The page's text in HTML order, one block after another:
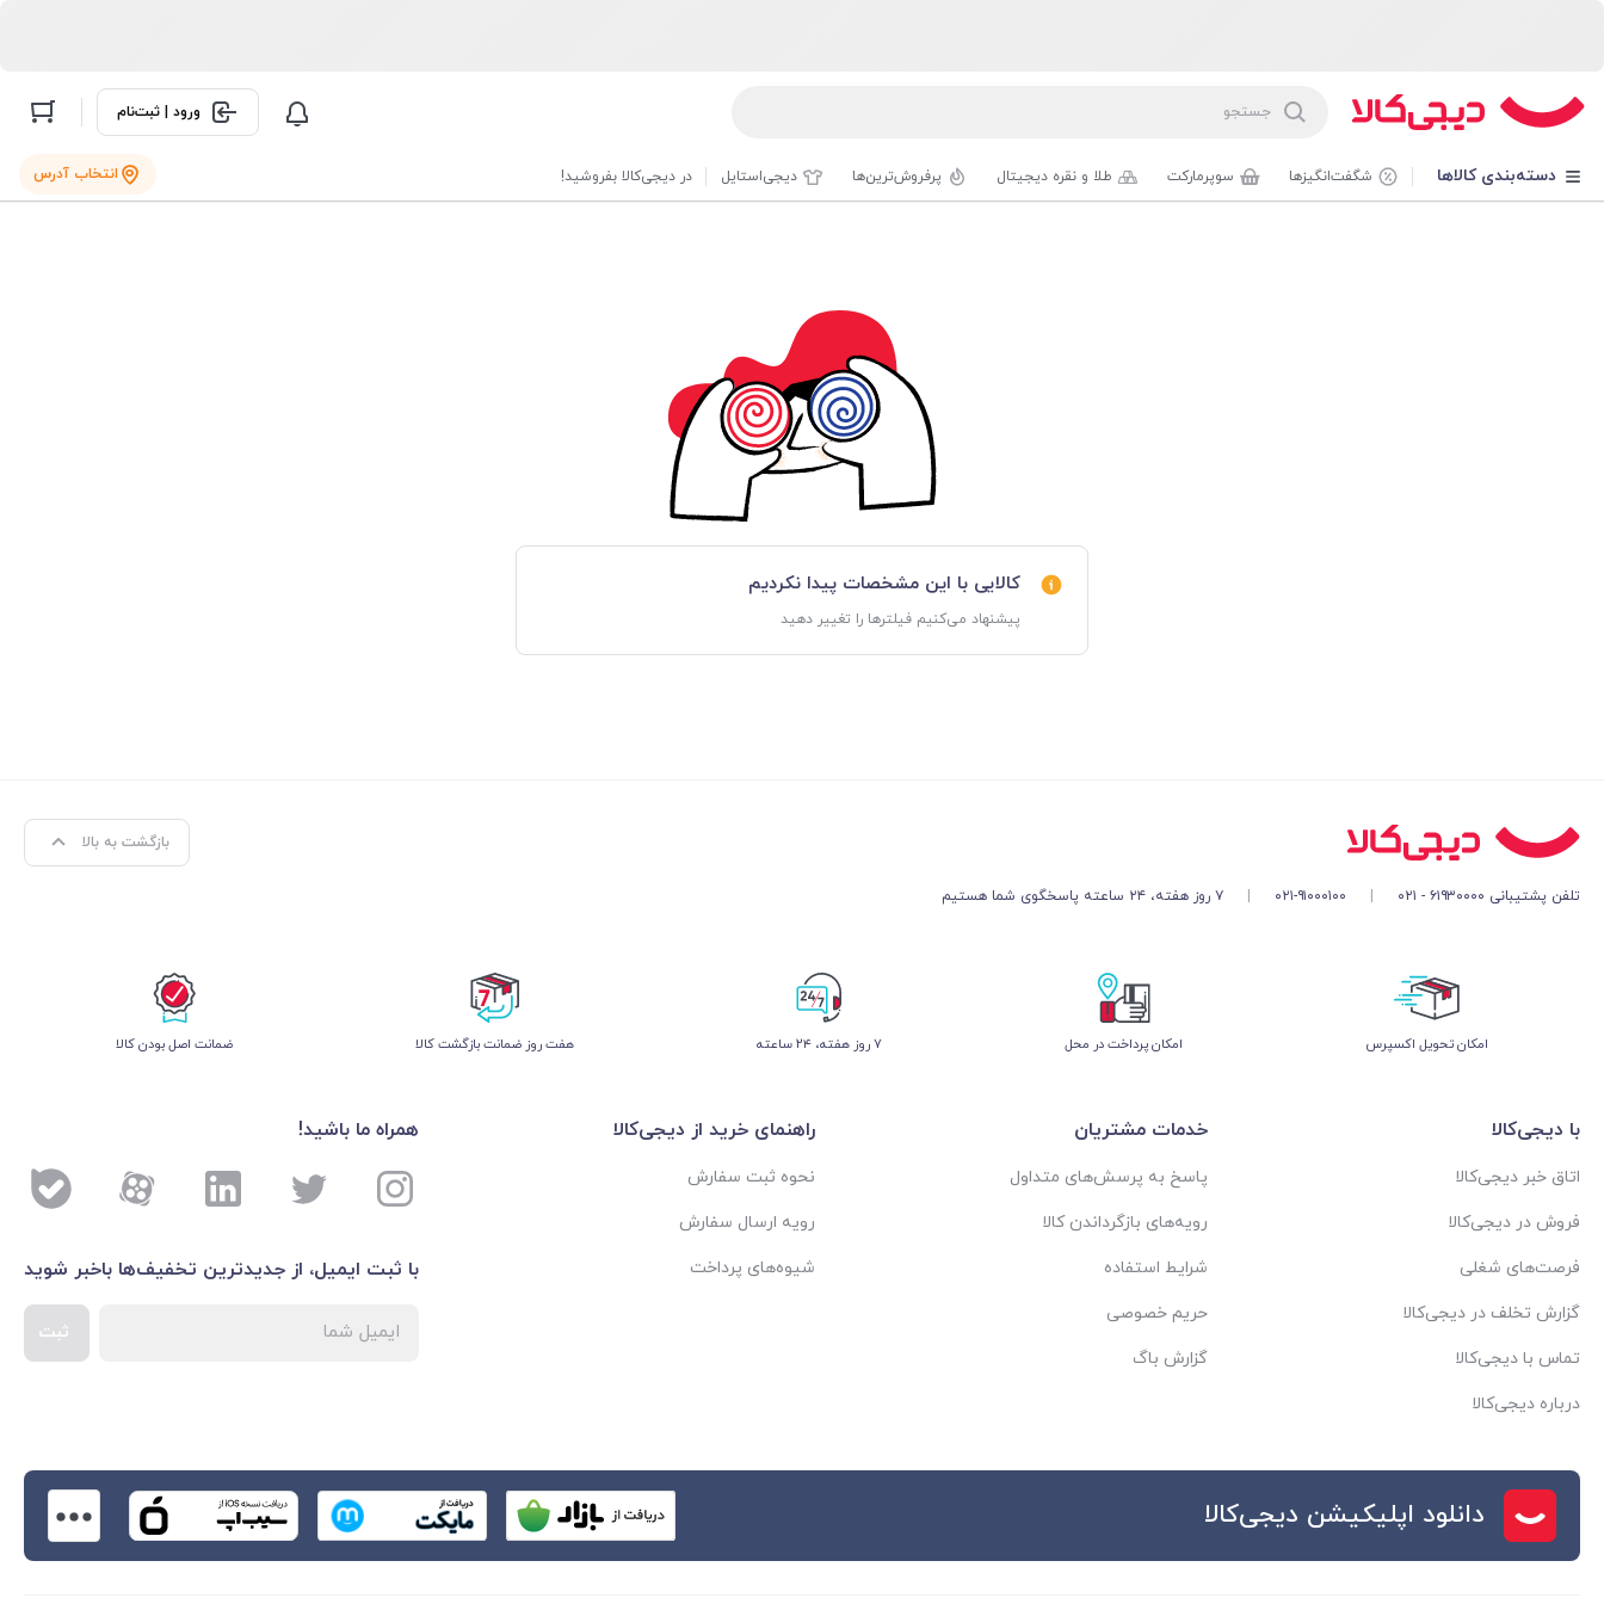
ورود | ثبت‌نام
دسته‌بندی کالاها شگفت‌انگیزها سوپرمارکت طلا و نقره دیجیتال پرفروش‌ترین‌ها دیجی‌استایل در دیجی‌کالا بفروشید! انتخاب آدرس
کالایی با این مشخصات پیدا نکردیم
پیشنهاد می‌کنیم فیلترها را تغییر دهید
بازگشت به بالا
تلفن پشتیبانی ۶۱۹۳۰۰۰۰ - ۰۲۱ ۰۲۱-۹۱۰۰۰۱۰۰ ۷ روز هفته، ۲۴ ساعته پاسخگوی شما هستیم
اﻣﮑﺎن ﺗﺤﻮﯾﻞ اﮐﺴﭙﺮس امکان پرداخت در محل ۷ روز ﻫﻔﺘﻪ، ۲۴ ﺳﺎﻋﺘﻪ هفت روز ضمانت بازگشت کالا ﺿﻤﺎﻧﺖ اﺻﻞ ﺑﻮدن ﮐﺎﻟﺎ
با دیجی‌کالا
اتاق خبر دیجی‌کالا
فروش در دیجی‌کالا
فرصت‌های شغلی
گزارش تخلف در دیجی‌کالا
تماس با دیجی‌کالا
درباره دیجی‌کالا
خدمات مشتریان
پاسخ به پرسش‌های متداول
رویه‌های بازگرداندن کالا
شرایط استفاده
حریم خصوصی
گزارش باگ
راهنمای خرید از دیجی‌کالا
نحوه ثبت سفارش
رویه ارسال سفارش
شیوه‌های پرداخت
همراه ما باشید!
با ثبت ایمیل، از جدید‌ترین تخفیف‌ها با‌خبر شوید
ثبت
دانلود اپلیکیشن دیجی‌کالا
اطلاعات بیشتر